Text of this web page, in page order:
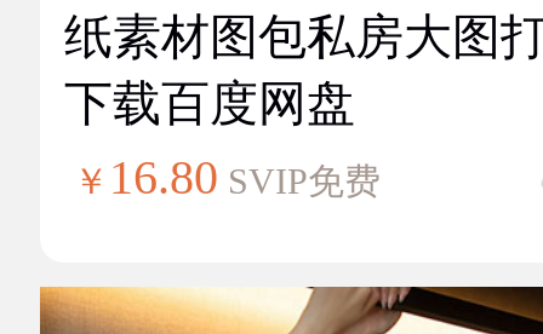
纸素材图包私房大图
下载百度网盘
￥ 16.80 SVIP免费